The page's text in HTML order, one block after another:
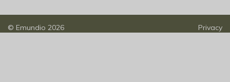
© Emundio 2026 Privacy